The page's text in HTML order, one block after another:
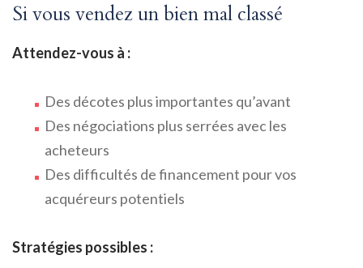
Si vous vendez un bien mal classé
Attendez-vous à :
Des décotes plus importantes qu’avant
Des négociations plus serrées avec les
acheteurs
Des difficultés de financement pour vos
acquéreurs potentiels
Stratégies possibles :